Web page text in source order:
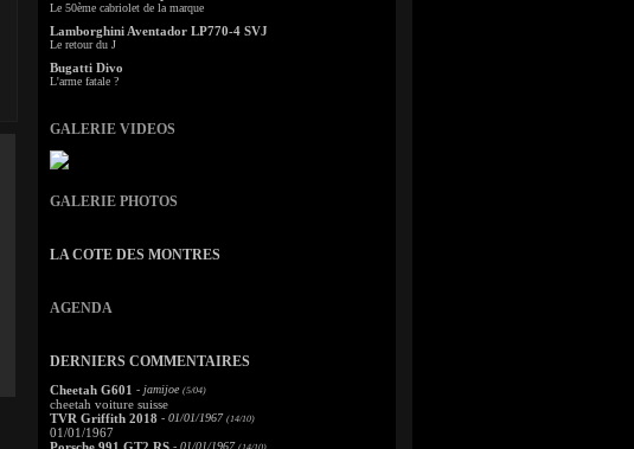
Le 50ème cabriolet de la marque
Lamborghini Aventador LP770-4 SVJ
Le retour du J
Bugatti Divo
L'arme fatale ?
GALERIE VIDEOS
GALERIE PHOTOS
LA COTE DES MONTRES
AGENDA
DERNIERS COMMENTAIRES
Cheetah G601 - jamijoe (5/04)
cheetah voiture suisse
TVR Griffith 2018 - 01/01/1967 (14/10)
01/01/1967
- 01/01/1967